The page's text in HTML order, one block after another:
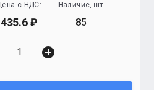
с НДС:
435.6
Наличие, шт.
85
add_circle